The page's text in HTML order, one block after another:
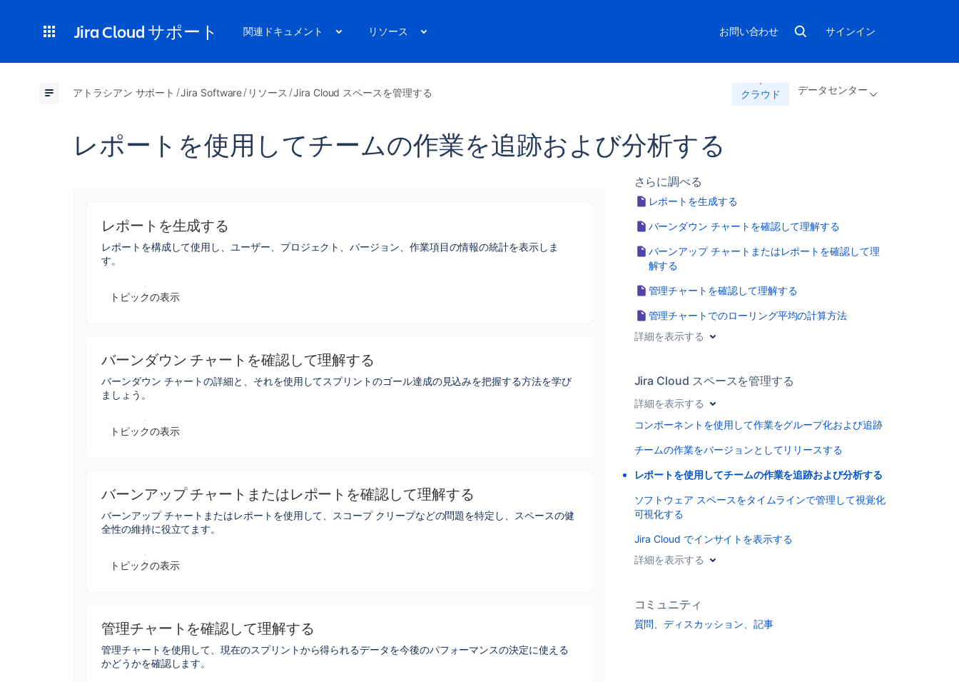
Jira Cloud サポート 関連ドキュメント リソース お問い合わせ サインイン
アトラシアン サポート Jira Software リソース Jira Cloud スペースを管理する クラウド データセンター
レポートを使用してチームの作業を追跡および分析する
レポートを生成する
レポートを構成して使用し、ユーザー、プロジェクト、バージョン、作業項目の情報の統計を表示しま
す。
トピックの表示
バーンダウン チャートを確認して理解する
バーンダウン チャートの詳細と、それを使用してスプリントのゴール達成の見込みを把握する方法を学び
ましょう。
トピックの表示
バーンアップ チャートまたはレポートを確認して理解する
バーンアップ チャートまたはレポートを使用して、スコープ クリープなどの問題を特定し、スペースの健
全性の維持に役立てます。
トピックの表示
管理チャートを確認して理解する
管理チャートを使用して、現在のスプリントから得られるデータを今後のパフォーマンスの決定に使える
かどうかを確認します。
さらに調べる
レポートを生成する
バーンダウン チャートを確認して理解する
バーンアップ チャートまたはレポートを確認して理
解する
管理チャートを確認して理解する
管理チャートでのローリング平均の計算方法
詳細を表示する
Jira Cloud スペースを管理する
詳細を表示する
コンポーネントを使用して作業をグループ化および追跡
チームの作業をバージョンとしてリリースする
レポートを使用してチームの作業を追跡および分析する
ソフトウェア スペースをタイムラインで管理して視覚化
可視化する
Jira Cloud でインサイトを表示する
詳細を表示する
コミュニティ
質問、ディスカッション、記事